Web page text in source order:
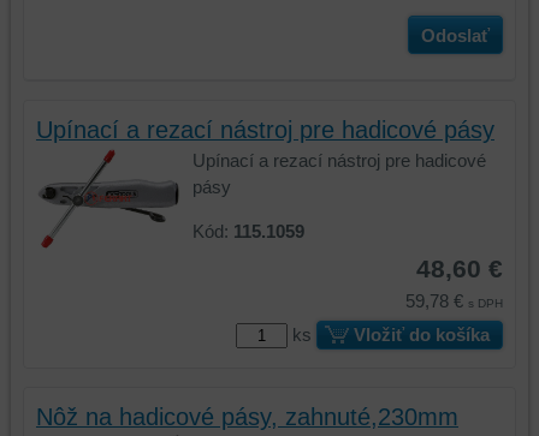
Odoslať
Upínací a rezací nástroj pre hadicové pásy
Upínací a rezací nástroj pre hadicové
pásy
Kód: 115.1059
48,60 €
59,78 € s DPH
ks Vložiť do košíka
Nôž na hadicové pásy, zahnuté,230mm